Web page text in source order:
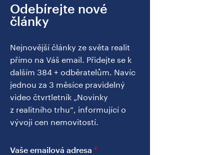
Odebírejte nové
články
Nejnovější články ze světa realit
přímo na Váš email. Přidejte se k
dalším 384 + odběratelům. Navíc
jednou za 3 měsíce pravidelný
video čtvrtletník „Novinky
z realitního trhu“, informující o
vývoji cen nemovitostí.
Vaše emailová adresa